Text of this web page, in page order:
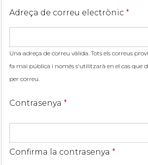
Adreça de correu electrònic *
Una adreça de correu vàlida. Tots els correus
fa mai pública i només s'utilitzarà en el cas que
per correu.
Contrasenya *
Confirma la contrasenya *